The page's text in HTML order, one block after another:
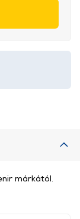
márkától.